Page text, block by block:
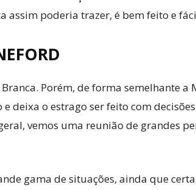
poderia trazer, é bem feito e
Porém, de forma semelhante a
deixa o estrago ser feito com
vemos uma reunião de grandes
gama de situações, ainda que